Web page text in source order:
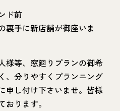
ド前
手に新店舗が御座いま
様等、窓廻りプランの御希
、分りやすくプランニング
申し付け下さいませ。皆様
ります。